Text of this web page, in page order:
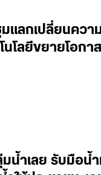
แลกเปลี่ยนควา
โลยีขยายโอกา
น้ำเลย รับมือน้